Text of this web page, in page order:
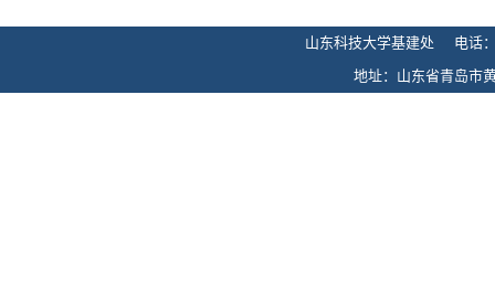
山东科技大学基建处 电话
地址：山东省青岛市